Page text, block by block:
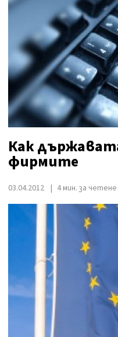
Как
фирмите
03.04.2012 4 мин. за четене